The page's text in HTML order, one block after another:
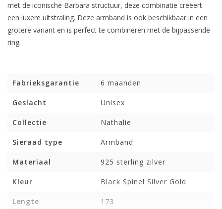
met de iconische Barbara structuur, deze combinatie creëert
een luxere uitstraling. Deze armband is ook beschikbaar in een
grotere variant en is perfect te combineren met de bijpassende
ring.
Fabrieksgarantie 6 maanden
Geslacht Unisex
Collectie Nathalie
Sieraad type Armband
Materiaal 925 sterling zilver
Kleur Black Spinel Silver Gold
Lengte 173